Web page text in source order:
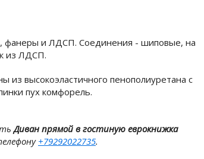
фанеры и ЛДСП. Соединения - шиповые, на
из ЛДСП.
из высокоэластичного пенополиуретана с
пух комфорель.
Диван прямой в гостиную еврокнижка
+79292022735.